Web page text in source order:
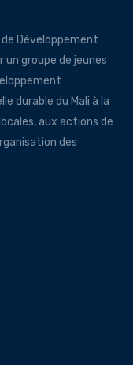
de Développement
un groupe de jeunes
durable du Mali à la
aux actions de
des